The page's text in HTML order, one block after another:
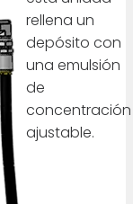
rellena un
depósito con
una emulsión
de
concentración
ajustable.